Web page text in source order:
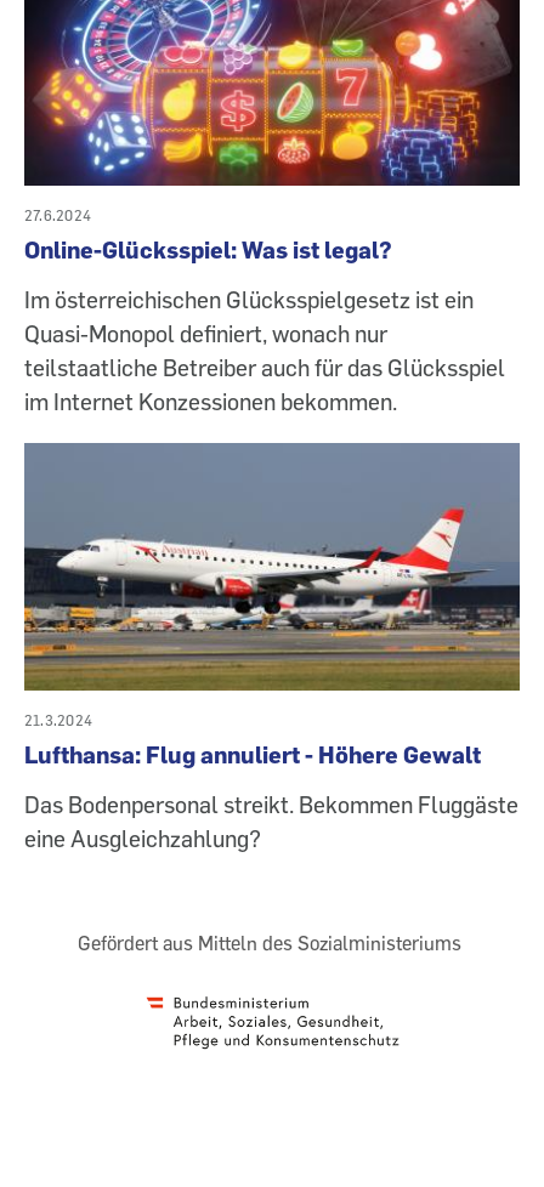
27.6.2024
Online-Glücksspiel: Was ist legal?
Im österreichischen Glücksspielgesetz ist ein
Quasi-Monopol definiert, wonach nur
teilstaatliche Betreiber auch für das Glücksspiel
im Internet Konzessionen bekommen.
21.3.2024
Lufthansa: Flug annuliert - Höhere Gewalt
Das Bodenpersonal streikt. Bekommen Fluggäste
eine Ausgleichzahlung?
Gefördert aus Mitteln des Sozialministeriums